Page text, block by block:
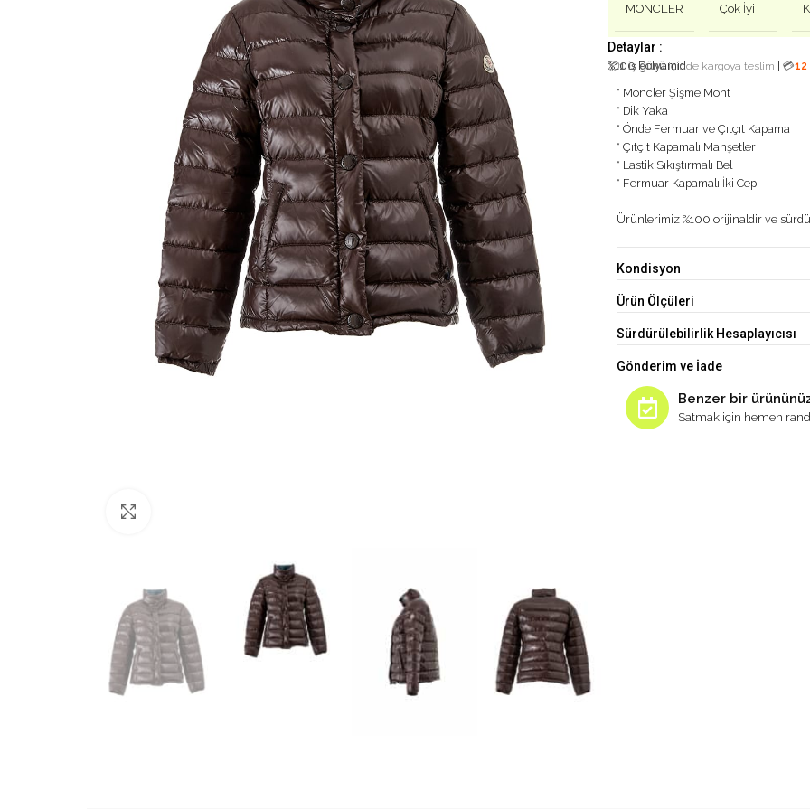
MONCLER Çok İyi
Detaylar :
%100 Polyamid
📦1 iş günüiçinde kargoya teslim 💳12
* Moncler Şişme Mont
* Dik Yaka
* Önde Fermuar ve Çıtçıt Kapama
* Çıtçıt Kapamalı Manşetler
* Lastik Sıkıştırmalı Bel
* Fermuar Kapamalı İki Cep
Ürünlerimiz %100 orijinaldir ve
Kondisyon
Ürün Ölçüleri
Sürdürülebilirlik Hesaplayıcısı
Gönderim ve İade
Benzer bir
Satmak için hemen